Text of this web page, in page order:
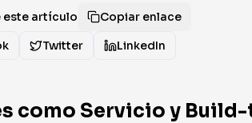
este artículo
Copiar enlace
Twitter LinkedIn
como Servicio y